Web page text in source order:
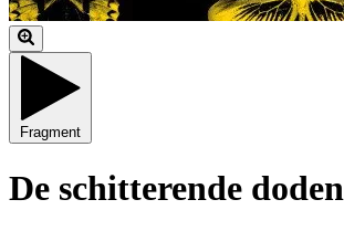
Fragment
De schitterende doden